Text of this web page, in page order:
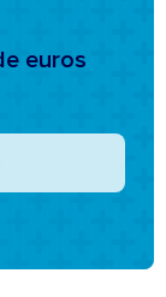
euros